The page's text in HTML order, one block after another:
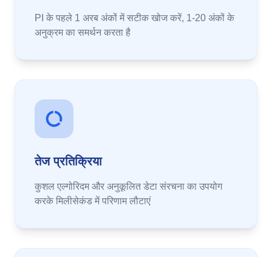
PI के पहले 1 अरब अंकों में सटीक खोज करें, 1-20 अंकों के
अनुक्रम का समर्थन करता है
तेज प्रतिक्रिया
कुशल एल्गोरिदम और अनुकूलित डेटा संरचना का उपयोग
करके मिलीसेकंड में परिणाम लौटाएं